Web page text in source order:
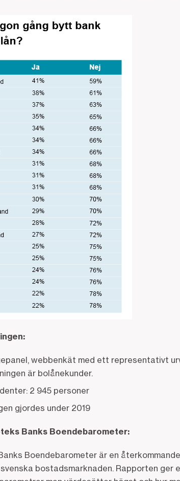
webbenkät med ett representativt
är bolånekunder.
2 945 personer
gjordes under 2019
Banks Boendebarometer:
Boendebarometer är en
bostadsmarknaden. Rapporten ger